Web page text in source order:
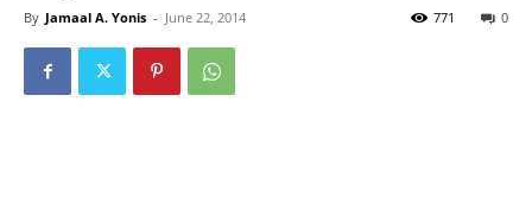
By Jamaal A. Yonis - June 22, 2014 0
771